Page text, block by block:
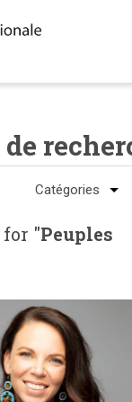
for "Peuples